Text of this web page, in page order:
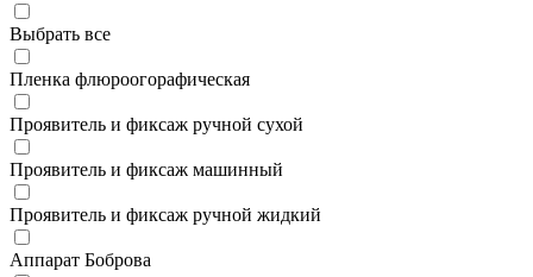
Выбрать все
Пленка флюроогорафическая
Проявитель и фиксаж ручной сухой
Проявитель и фиксаж машинный
Проявитель и фиксаж ручной жидкий
Аппарат Боброва